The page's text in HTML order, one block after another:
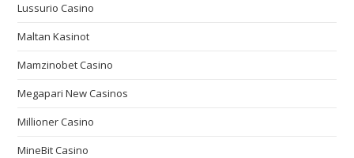
Lussurio Casino
Maltan Kasinot
Mamzinobet Casino
Megapari New Casinos
Millioner Casino
MineBit Casino